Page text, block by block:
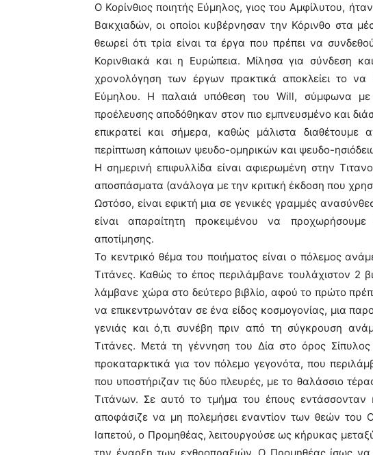
Ο Κορίνθιος ποιητής Εύμηλος, γιος του Αμφίλυτου,
Βακχιαδών, οι οποίοι κυβέρνησαν την Κόρινθο στα
θεωρεί ότι τρία είναι τα έργα που πρέπει να
Κορινθιακά και η Ευρώπεια. Μίλησα για σύνδεση
χρονολόγηση των έργων πρακτικά αποκλείει το
Εύμηλου. Η παλαιά υπόθεση του Will, σύμφωνα με
προέλευσης αποδόθηκαν στον πιο εμπνευσμένο και
επικρατεί και σήμερα, καθώς μάλιστα διαθέτουμε
περίπτωση κάποιων ψευδο-ομηρικών και ψευδο-
Η σημερινή επιφυλλίδα είναι αφιερωμένη στην
αποσπάσματα (ανάλογα με την κριτική έκδοση που
Ωστόσο, είναι εφικτή μια σε γενικές γραμμές
είναι απαραίτητη προκειμένου να προχωρήσουμε
αποτίμησης.
Το κεντρικό θέμα του ποιήματος είναι ο πόλεμος
Τιτάνες. Καθώς το έπος περιλάμβανε τουλάχιστον 2
λάμβανε χώρα στο δεύτερο βιβλίο, αφού το πρώτο
να επικεντρωνόταν σε ένα είδος κοσμογονίας, μια
γενιάς και ό,τι συνέβη πριν από τη σύγκρουση
Τιτάνες. Μετά τη γέννηση του Δία στο όρος
προκαταρκτικά για τον πόλεμο γεγονότα, που
που υποστήριζαν τις δύο πλευρές, με το θαλάσσιο
Τιτάνων. Σε αυτό το τμήμα του έπους εντάσσονταν
αποφάσιζε να μη πολεμήσει εναντίον των θεών του
Ιαπετού, ο Προμηθέας, λειτουργούσε ως κήρυκας